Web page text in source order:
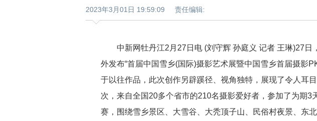
2023年3月01日 19:59:09 责任编辑:
中新网牡丹江2月27日电 (刘守辉 孙庭义 记者 王琳)27日
外发布“首届中国雪乡(国际)摄影艺术展暨中国雪乡首届摄影
于以往作品，此次创作另辟蹊径、视角独特，展现了令人
次，来自全国20多个省市的210名摄影爱好者，参加了为期3
赛，围绕雪乡景区、大雪谷、大秃顶子山、民俗村夜景、东